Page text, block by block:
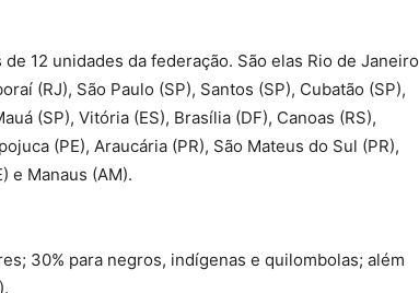
12 unidades da federação. São elas Rio de Janeiro
(RJ), São Paulo (SP), Santos (SP), Cubatão (SP),
(SP), Vitória (ES), Brasília (DF), Canoas (RS),
(PE), Araucária (PR), São Mateus do Sul (PR),
e Manaus (AM).
30% para negros, indígenas e quilombolas; além